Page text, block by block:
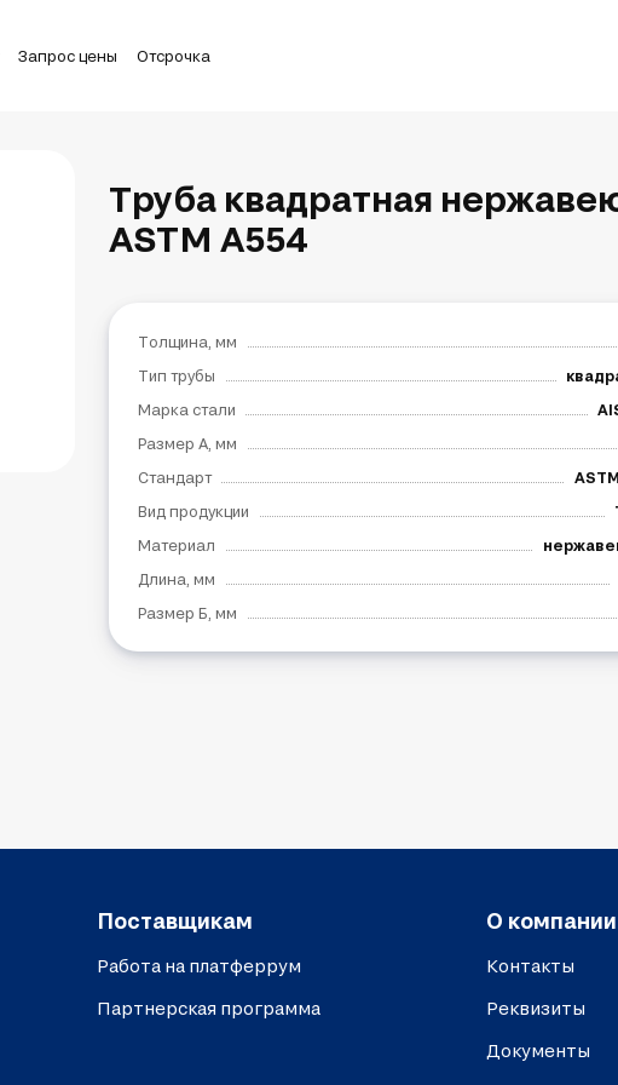
Запрос цены Отсрочка
Труба квадратная
ASTM A554
Толщина, мм
Тип трубы
Марка стали
Размер А, мм
Стандарт
Вид продукции
Материал
Длина, мм
Размер Б, мм
Поставщикам
Работа на платферрум
Партнерская программа
О компании
Контакты
Реквизиты
Документы